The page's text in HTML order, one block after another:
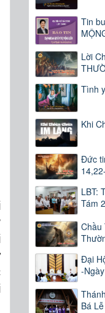
Tin
Lời
Tình
Khi
Đức
LBT:
Tám
Chầu
Đại
-
Bá Lễ